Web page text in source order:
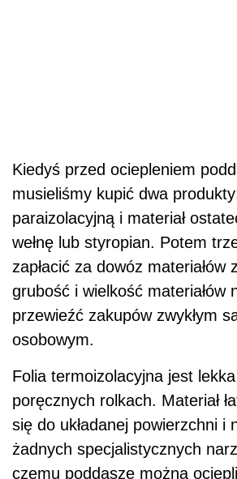
Kiedyś przed ociepleniem
musieliśmy kupić dwa
paraizolacyjną i materiał
wełnę lub styropian. Potem
zapłacić za dowóz materiałów
grubość i wielkość materiałów
przewieźć zakupów zwykłym
osobowym.
Folia termoizolacyjna jest
poręcznych rolkach. Materiał
się do układanej powierzchni i
żadnych specjalistycznych
czemu poddasze można